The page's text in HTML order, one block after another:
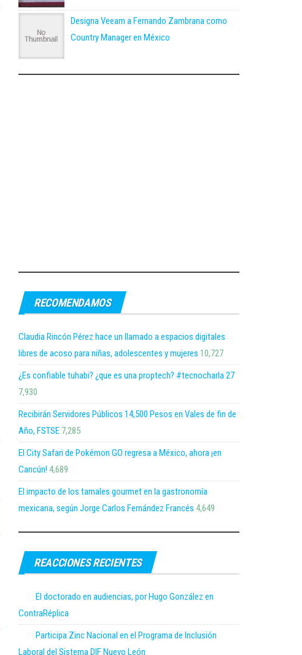
Designa Veeam a Fernando Zambrana como
Country Manager en México
RECOMENDAMOS
Claudia Rincón Pérez hace un llamado a espacios digitales
libres de acoso para niñas, adolescentes y mujeres 10,727
¿Es confiable tuhabi? ¿que es una proptech? #tecnocharla 27
7,930
Recibirán Servidores Públicos 14,500 Pesos en Vales de fin de
Año, FSTSE 7,285
El City Safari de Pokémon GO regresa a México, ahora ¡en
Cancún! 4,689
El impacto de los tamales gourmet en la gastronomía
mexicana, según Jorge Carlos Fernández Francés 4,649
REACCIONES RECIENTES
El doctorado en audiencias, por Hugo González en
ContraRéplica
Participa Zinc Nacional en el Programa de Inclusión
Laboral del Sistema DIF Nuevo León